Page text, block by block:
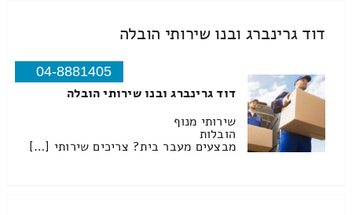
דוד גרינברג ובנו שירותי הובלה
04-8881405
דוד גרינברג ובנו שירותי הובלה
שירותי מנוף
הובלות
מבצעים מעבר בית? צריכים שירותי […]